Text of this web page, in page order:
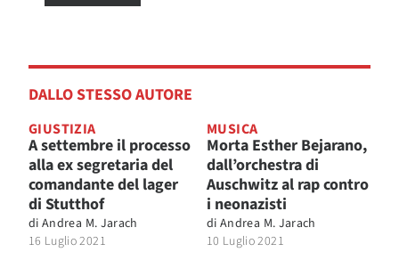
DALLO STESSO AUTORE
GIUSTIZIA
A settembre il processo
alla ex segretaria del
comandante del lager
di Stutthof
di Andrea M. Jarach
16 Luglio 2021
MUSICA
Morta Esther Bejarano,
dall’orchestra di
Auschwitz al rap contro
i neonazisti
di Andrea M. Jarach
10 Luglio 2021